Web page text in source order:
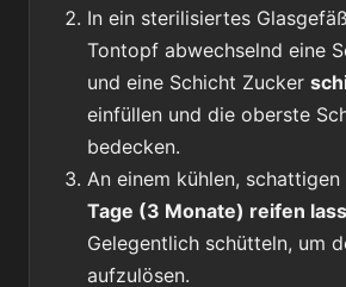
In ein sterilisiertes
Tontopf abwechselnd eine
und eine Schicht Zucker
einfüllen und die oberste
bedecken.
An einem kühlen, schattigen
Tage (3 Monate) reifen
Gelegentlich schütteln, um
aufzulösen.